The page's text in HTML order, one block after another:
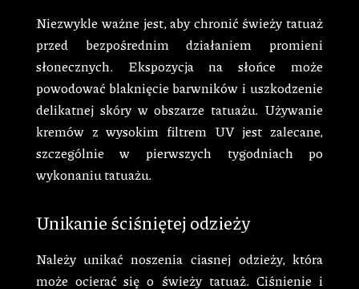
Niezwykle ważne jest, aby chronić świeży tatuaż
przed bezpośrednim działaniem promieni
słonecznych. Ekspozycja na słońce może
powodować blaknięcie barwników i uszkodzenie
delikatnej skóry w obszarze tatuażu. Używanie
kremów z wysokim filtrem UV jest zalecane,
szczególnie w pierwszych tygodniach po
wykonaniu tatuażu.
Unikanie ściśniętej odzieży
Należy unikać noszenia ciasnej odzieży, która
może ocierać się o świeży tatuaż. Ciśnienie i